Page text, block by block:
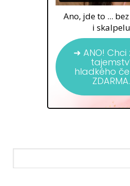
Ano, jde to ...
i skalpelu
➜ ANO! Chci
hladkého
ZDARMA.